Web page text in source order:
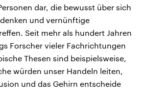
dar, die bewusst über sich
und vernünftige
Seit mehr als hundert Jahren
Forscher vieler Fachrichtungen
Thesen sind beispielsweise,
würden unser Handeln leiten,
und das Gehirn entscheide